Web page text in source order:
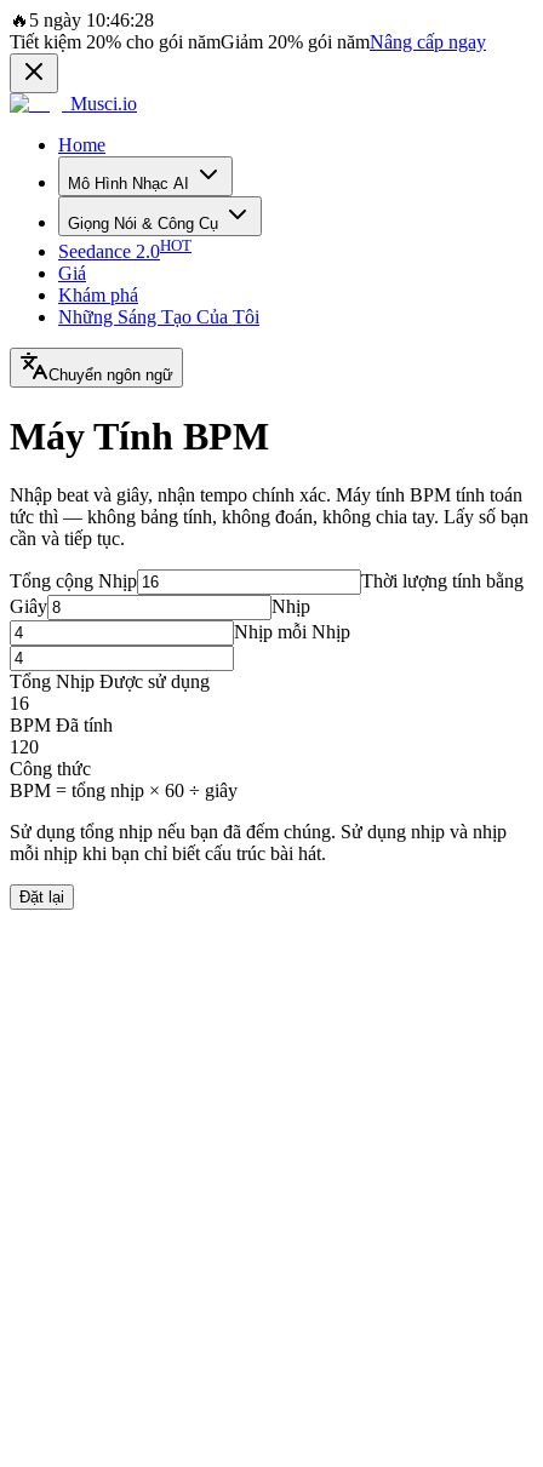
🔥 5 ngày 10:46:28
Tiết kiệm 20% cho gói nămGiảm 20% gói nămNâng cấp ngay
Musci.io
Home
Mô Hình Nhạc AI
Giọng Nói & Công Cụ
Seedance 2.0HOT
Giá
Khám phá
Những Sáng Tạo Của Tôi
Chuyển ngôn ngữ
Máy Tính BPM
Nhập beat và giây, nhận tempo chính xác. Máy tính BPM tính toán
tức thì — không bảng tính, không đoán, không chia tay. Lấy số bạn
cần và tiếp tục.
Tổng cộng Nhịp
Thời lượng tính bằng
Giây
Nhịp
Nhịp mỗi Nhịp
Tổng Nhịp Được sử dụng
16
BPM Đã tính
120
Công thức
BPM = tổng nhịp × 60 ÷ giây
Sử dụng tổng nhịp nếu bạn đã đếm chúng. Sử dụng nhịp và nhịp
mỗi nhịp khi bạn chỉ biết cấu trúc bài hát.
Đặt lại